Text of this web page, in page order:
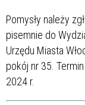
Pomysły należy
pisemnie do
Urzędu Miasta
pokój nr 35.
2024 r.